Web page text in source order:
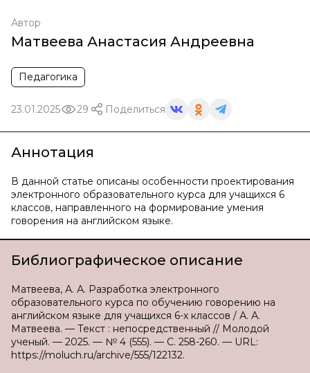
Автор
Матвеева Анастасия Андреевна
Педагогика
23.01.2025 29 Поделиться
Аннотация
В данной статье описаны особенности проектирования
электронного образовательного курса для учащихся 6
классов, направленного на формирование умения
говорения на английском языке.
Библиографическое описание
Матвеева, А. А. Разработка электронного
образовательного курса по обучению говорению на
английском языке для учащихся 6-х классов / А. А.
Матвеева. — Текст : непосредственный // Молодой
ученый. — 2025. — № 4 (555). — С. 258-260. — URL:
https://moluch.ru/archive/555/122132.